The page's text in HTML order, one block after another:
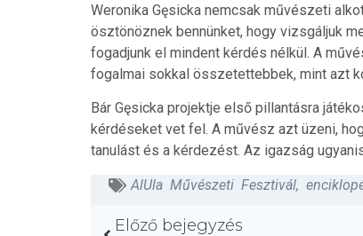
Weronika Gęsicka nemcsak művészeti
ösztönöznek bennünket, hogy vizsgáljuk
fogadjunk el mindent kérdés nélkül. A
fogalmai sokkal összetettebbek, mint azt
Bár Gęsicka projektje első pillantásra
kérdéseket vet fel. A művész azt üzeni,
tanulást és a kérdezést. Az igazság
AlUla Művészeti Fesztivál,
Előző bejegyzés